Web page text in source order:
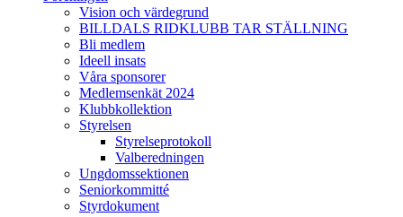
Vision och värdegrund
BILLDALS RIDKLUBB TAR STÄLLNING
Bli medlem
Ideell insats
Våra sponsorer
Medlemsenkät 2024
Klubbkollektion
Styrelsen
Styrelseprotokoll
Valberedningen
Ungdomssektionen
Seniorkommitté
Styrdokument